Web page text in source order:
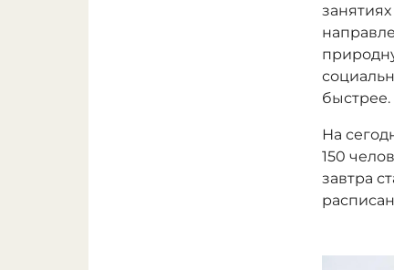
быстрее.
На
150
завтра